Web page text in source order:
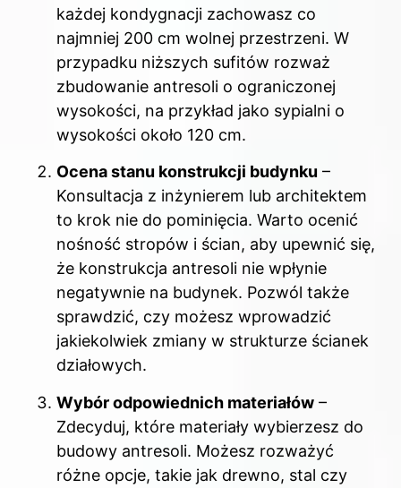
każdej kondygnacji zachowasz co
najmniej 200 cm wolnej przestrzeni. W
przypadku niższych sufitów rozważ
zbudowanie antresoli o ograniczonej
wysokości, na przykład jako sypialni o
wysokości około 120 cm.
Ocena stanu konstrukcji budynku –
Konsultacja z inżynierem lub architektem
to krok nie do pominięcia. Warto ocenić
nośność stropów i ścian, aby upewnić się,
że konstrukcja antresoli nie wpłynie
negatywnie na budynek. Pozwól także
sprawdzić, czy możesz wprowadzić
jakiekolwiek zmiany w strukturze ścianek
działowych.
Wybór odpowiednich materiałów –
Zdecyduj, które materiały wybierzesz do
budowy antresoli. Możesz rozważyć
różne opcje, takie jak drewno, stal czy